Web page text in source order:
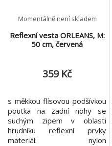
Reflexní vesta ORLEANS, M:
50 cm, červená
Momentálně není skladem
359 Kč
s měkkou flísovou podšívkou
poutka na zadní nohy se
suchým zipem v oblasti
hrudníku reflexní prvky
materiál: nylon